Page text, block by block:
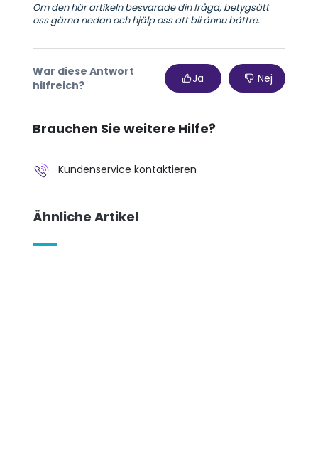
Om den här artikeln besvarade din fråga, betygsätt
oss gärna nedan och hjälp oss att bli ännu bättre.
War diese Antwort
hilfreich?
Ja Nej
Brauchen Sie weitere Hilfe?
Kundenservice kontaktieren
Ähnliche Artikel